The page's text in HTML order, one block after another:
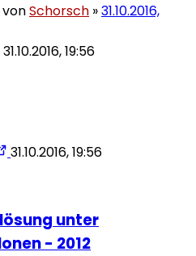
Schorsch »31.10.2016,
31.10.2016, 19:56
31.10.2016, 19:56
unter
- 2012